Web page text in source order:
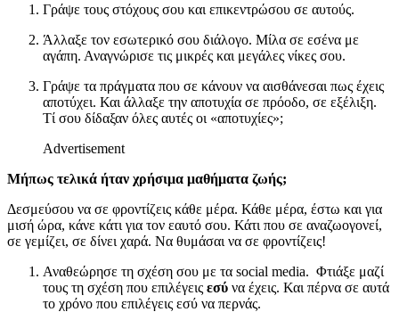
Γράψε τους στόχους σου και επικεντρώσου σε αυτούς.
Άλλαξε τον εσωτερικό σου διάλογο. Μίλα σε εσένα με
αγάπη. Αναγνώρισε τις μικρές και μεγάλες νίκες σου.
Γράψε τα πράγματα που σε κάνουν να αισθάνεσαι πως έχεις
αποτύχει. Και άλλαξε την αποτυχία σε πρόοδο, σε εξέλιξη.
Τί σου δίδαξαν όλες αυτές οι «αποτυχίες»;
Advertisement
Μήπως τελικά ήταν χρήσιμα μαθήματα ζωής;
Δεσμεύσου να σε φροντίζεις κάθε μέρα. Κάθε μέρα, έστω και για
μισή ώρα, κάνε κάτι για τον εαυτό σου. Κάτι που σε αναζωογονεί,
σε γεμίζει, σε δίνει χαρά. Να θυμάσαι να σε φροντίζεις!
Αναθεώρησε τη σχέση σου με τα social media. Φτιάξε μαζί
τους τη σχέση που επιλέγεις εσύ να έχεις. Και πέρνα σε αυτά
το χρόνο που επιλέγεις εσύ να περνάς.